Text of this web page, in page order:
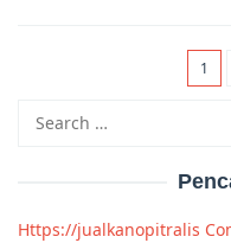
1
Https://jualkanopitralis